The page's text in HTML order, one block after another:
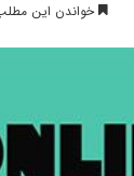
خواندن این مطلب 3 دقیقه زمان